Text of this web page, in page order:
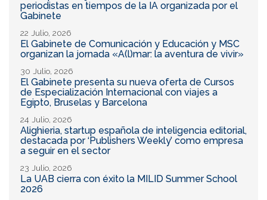
periodistas en tiempos de la IA organizada por el
Gabinete
22 Julio, 2026
El Gabinete de Comunicación y Educación y MSC
organizan la jornada «A(l)mar: la aventura de vivir»
30 Julio, 2026
El Gabinete presenta su nueva oferta de Cursos
de Especialización Internacional con viajes a
Egipto, Bruselas y Barcelona
24 Julio, 2026
Alighieria, startup española de inteligencia editorial,
destacada por ‘Publishers Weekly’ como empresa
a seguir en el sector
23 Julio, 2026
La UAB cierra con éxito la MILID Summer School
2026